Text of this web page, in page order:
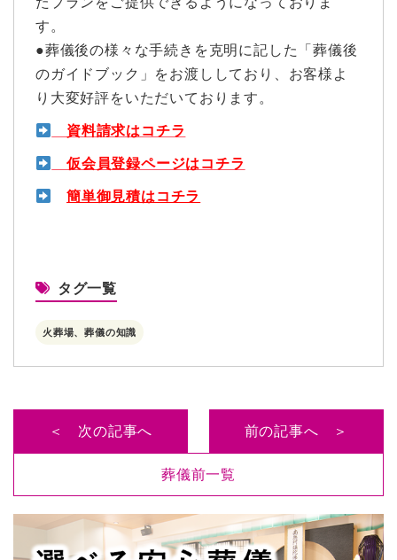
す。
●葬儀後の様々な手続きを克明に記した「葬儀後
のガイドブック」をお渡ししており、お客様よ
り大変好評をいただいております。
資料請求は コチラ
仮会員登録ページはコチラ
簡単御見積はコチラ
タグ一覧
火葬場、葬儀の知識
＜ 次の記事へ
葬儀前一覧
前の記事へ ＞